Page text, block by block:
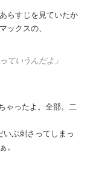
らすじを見ていたか
ックスの、
ていうんだよ」
ゃったよ。全部。二
ぶ刺さってしまっ
。